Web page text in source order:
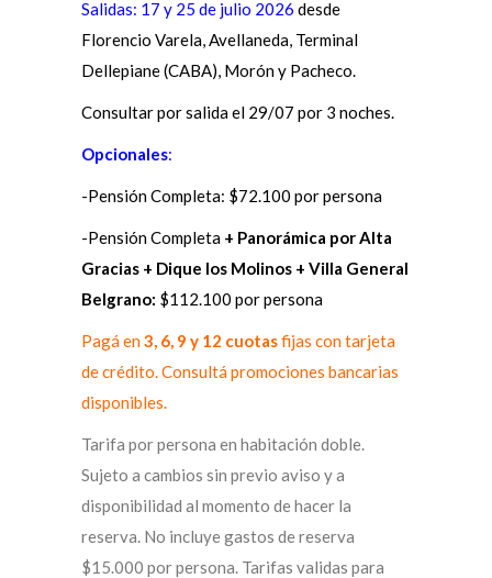
Salidas: 17 y 25 de julio 2026 desde
Florencio Varela, Avellaneda, Terminal
Dellepiane (CABA), Morón y Pacheco.
Consultar por salida el 29/07 por 3 noches.
Opcionales:
-Pensión Completa: $72.100 por persona
-Pensión Completa + Panorámica por Alta
Gracias + Dique los Molinos + Villa General
Belgrano: $112.100 por persona
Pagá en3, 6, 9 y 12 cuotasfijas con tarjeta
de crédito. Consultá promociones bancarias
disponibles.
Tarifa por persona en habitación doble.
Sujeto a cambios sin previo aviso y a
disponibilidad al momento de hacer la
reserva. No incluye gastos de reserva
$15.000 por persona. Tarifas validas para